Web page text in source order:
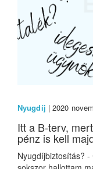
Nyugdíj | 2020
Itt a B-terv,
pénz is kell
Nyugdíjbiztosítás?